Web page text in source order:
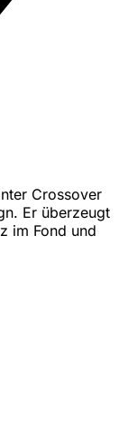
Crossover
Er überzeugt
im Fond und